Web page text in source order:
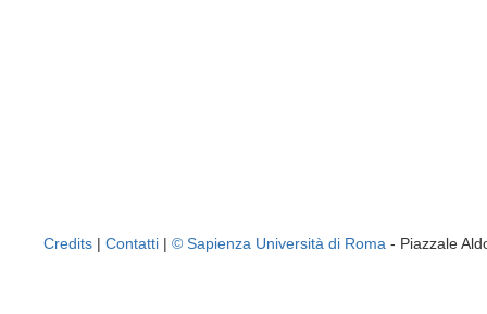
Credits | Contatti | © Sapienza Università di Roma - Piazzale